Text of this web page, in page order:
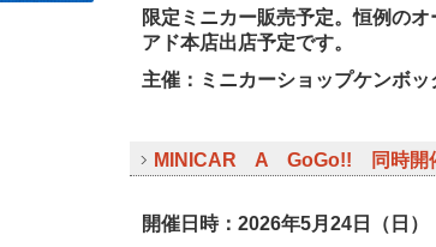
限定ミニカー販売予定。恒例のオ
アド本店出店予定です。
主催：ミニカーショップケンボ
MINICAR A GoGo!! 同時開催
開催日時：2026年5月24日（日）